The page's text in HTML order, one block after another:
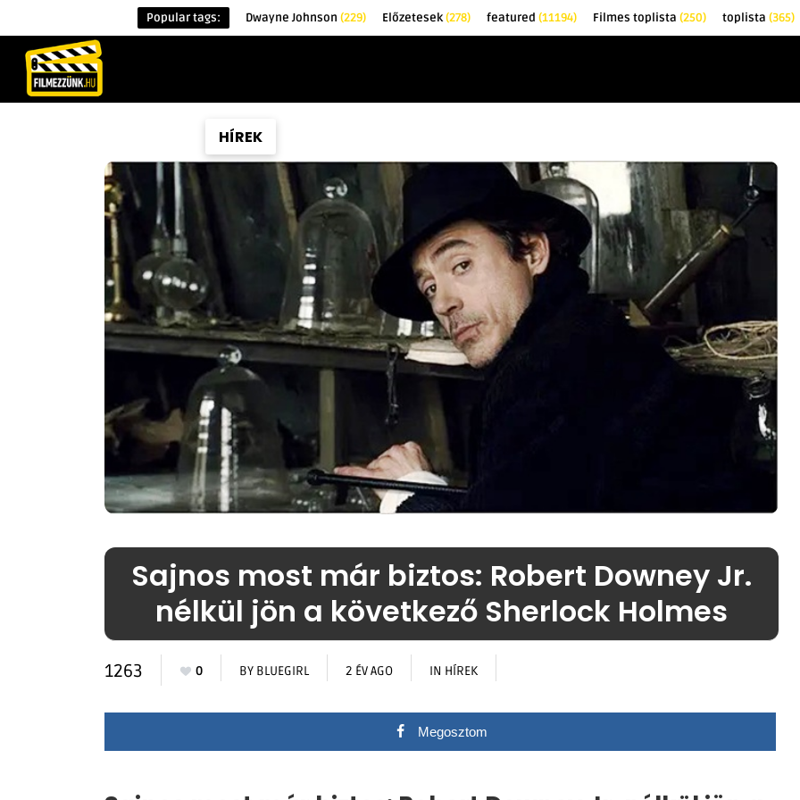
Popular tags: Dwayne Johnson (229) Előzetesek(278) featured (11194) Filmes toplista (250) toplista (365)
HÍREK
Sajnos most már biztos: Robert Downey Jr.
nélkül jön a következő Sherlock Holmes
1263 0 BY BLUEGIRL 2 ÉV AGO IN HÍREK
Megosztom